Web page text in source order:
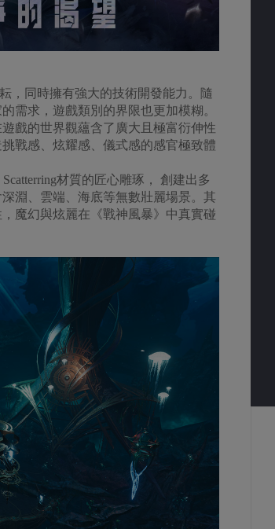
，同時擁有強大的技術開發能力。隨
需求，遊戲類別的界限也更加模糊。
戲的世界觀蘊含了廣大且極富衍伸性
戰感、炫耀感、儀式感的感官極致體
材質的匠心雕琢， 創建出多
淵、雲端、海底等無數壯麗場景。其
魔幻與炫麗在《戰神風暴》中真實碰